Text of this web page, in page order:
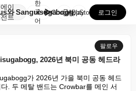
에이
전트
Dying Fetus와 Sanguisugabogg, 2...
한
국
어
GooglePlay
AppStore 로그인
팔로우
2026년 북미 공동 헤드라
가 2026년 가을 북미 공동 헤드
. 두 메탈 밴드는 Crowbar를 메인 서